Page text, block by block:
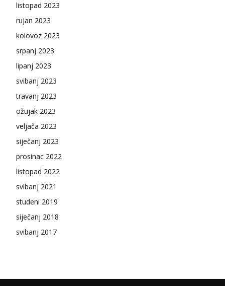
listopad 2023
rujan 2023
kolovoz 2023
srpanj 2023
lipanj 2023
svibanj 2023
travanj 2023
ožujak 2023
veljača 2023
siječanj 2023
prosinac 2022
listopad 2022
svibanj 2021
studeni 2019
siječanj 2018
svibanj 2017